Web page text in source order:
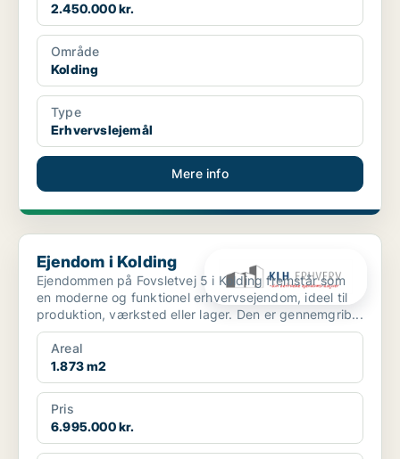
2.450.000 kr.
Område
Kolding
Type
Erhvervslejemål
Mere info
Ejendom i Kolding
Ejendom i Kolding
Ejendommen på Fovsletvej 5 i Kolding fremstår som
en moderne og funktionel erhvervsejendom, ideel til
produktion, værksted eller lager. Den er gennemgrib...
Areal
1.873 m2
Pris
6.995.000 kr.